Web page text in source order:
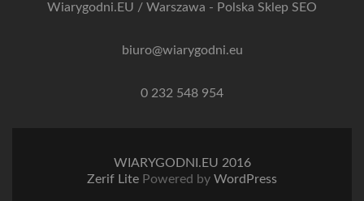
Wiarygodni.EU / Warszawa - Polska Sklep SEO
biuro@wiarygodni.eu
0 232 548 954
WIARYGODNI.EU 2016
Zerif Lite Powered by WordPress